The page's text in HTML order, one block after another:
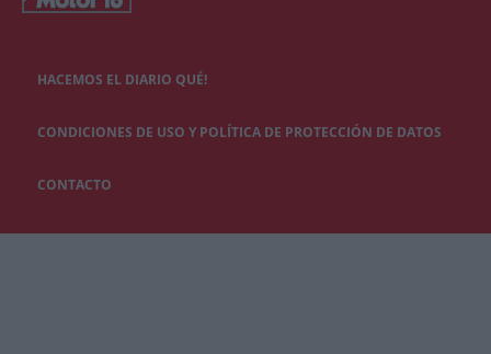
HACEMOS EL DIARIO QUÉ!
CONDICIONES DE USO Y POLÍTICA DE PROTECCIÓN DE DATOS
CONTACTO